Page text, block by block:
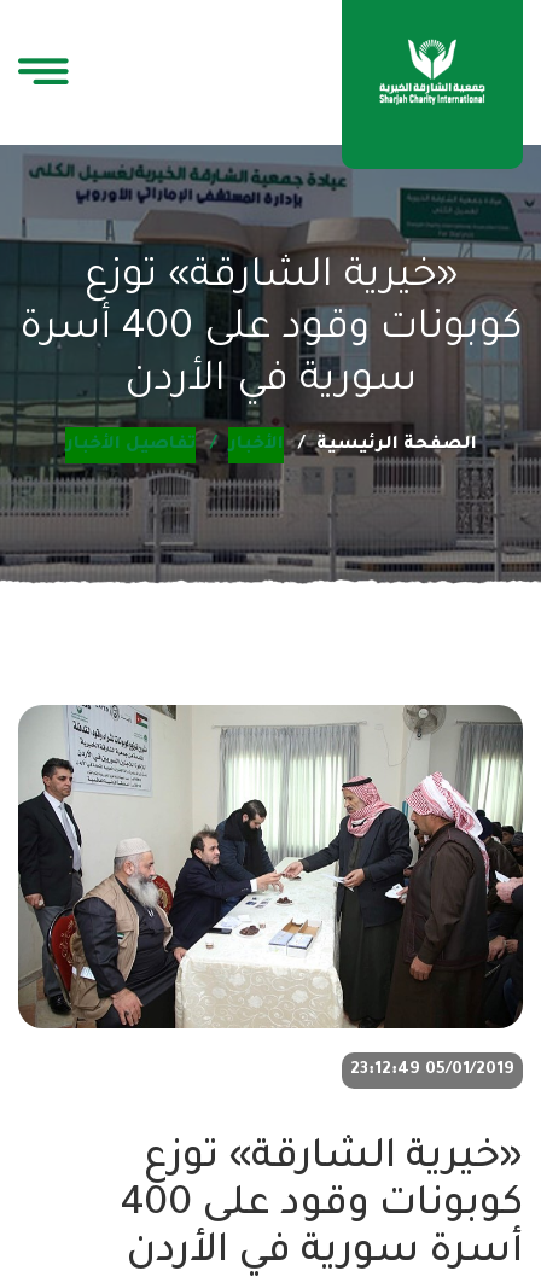
«خيرية الشارقة» توزع
كوبونات وقود على 400 أسرة
سورية في الأردن
الصفحة الرئيسية الأخبار تفاصيل الأخبار
05/01/2019 23:12:49
«خيرية الشارقة» توزع
كوبونات وقود على 400
أسرة سورية في الأردن